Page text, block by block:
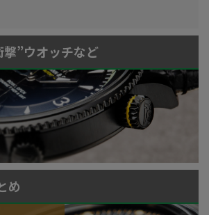
”ウオッチなど
め